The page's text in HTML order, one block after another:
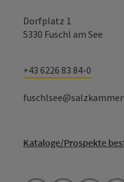
Dorfplatz 1
5330 Fuschl am See
+43 6226 83 84-0
Kataloge/Prospekte